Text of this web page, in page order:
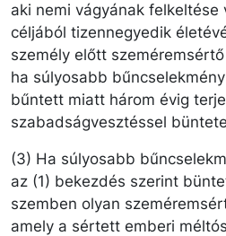
aki nemi vágyának felkeltése
céljából tizennegyedik
személy előtt
ha súlyosabb
bűntett miatt három évig
szabadságvesztéssel
(3) Ha súlyosabb
az (1) bekezdés szerint
szemben olyan
amely a sértett emberi